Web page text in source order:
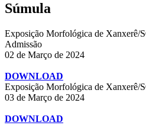
Súmula
Exposição Morfológica de Xanxerê/
Admissão
02 de Março de 2024
DOWNLOAD
Exposição Morfológica de Xanxerê/
03 de Março de 2024
DOWNLOAD